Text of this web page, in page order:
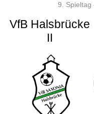
9. Spieltag
VfB Halsbrücke
II